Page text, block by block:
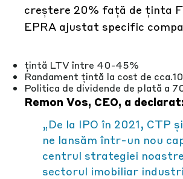
creștere 20% față de ținta
EPRA ajustat specific
țintă LTV între 40-45%
Randament țintă la cost de
Politica de dividende de plată a
Remon Vos, CEO, a declarat:
„De la IPO în 2021,
ne lansăm într-un nou
centrul strategiei
sectorul imobiliar